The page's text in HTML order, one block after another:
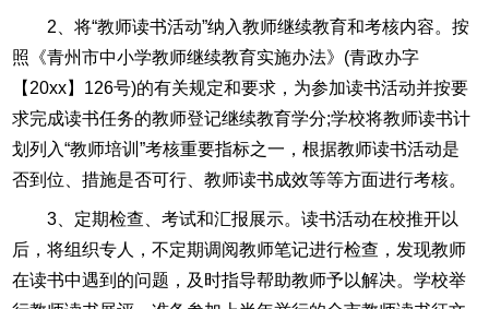
2、将“教师读书活动”纳入教师继续教育和考核内容。按
照《青州市中小学教师继续教育实施办法》(青政办字
【20xx】126号)的有关规定和要求，为参加读书活动并按要
求完成读书任务的教师登记继续教育学分;学校将教师读书计
划列入“教师培训”考核重要指标之一，根据教师读书活动是
否到位、措施是否可行、教师读书成效等等方面进行考核。
3、定期检查、考试和汇报展示。读书活动在校推开以
后，将组织专人，不定期调阅教师笔记进行检查，发现教师
在读书中遇到的问题，及时指导帮助教师予以解决。学校举